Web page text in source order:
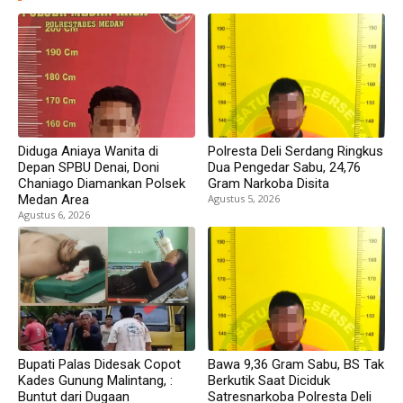
Diduga Aniaya Wanita di
Depan SPBU Denai, Doni
Chaniago Diamankan Polsek
Medan Area
Agustus 6, 2026
Polresta Deli Serdang Ringkus
Dua Pengedar Sabu, 24,76
Gram Narkoba Disita
Agustus 5, 2026
Bupati Palas Didesak Copot
Kades Gunung Malintang, :
Buntut dari Dugaan
Bawa 9,36 Gram Sabu, BS Tak
Berkutik Saat Diciduk
Satresnarkoba Polresta Deli